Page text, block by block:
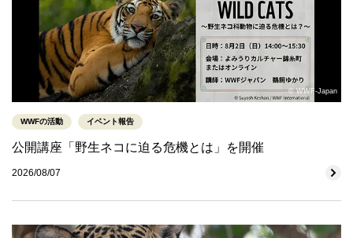
© WWF-Japan
WWFの活動 イベント報告
公開講座「野生ネコに迫る危機とは」を開催
2026/08/07